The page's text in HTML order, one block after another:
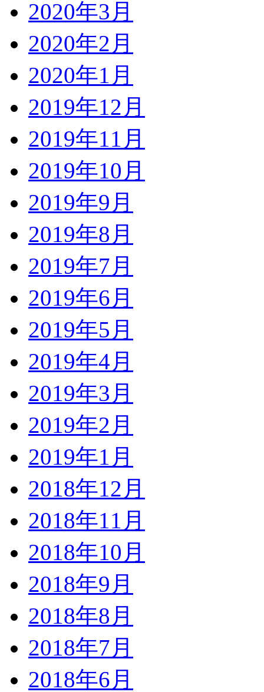
2020年3月
2020年2月
2020年1月
2019年12月
2019年11月
2019年10月
2019年9月
2019年8月
2019年7月
2019年6月
2019年5月
2019年4月
2019年3月
2019年2月
2019年1月
2018年12月
2018年11月
2018年10月
2018年9月
2018年8月
2018年7月
2018年6月